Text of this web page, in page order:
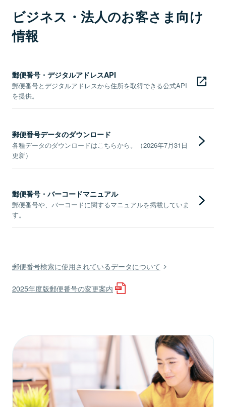
ビジネス・法人のお客さま向け
情報
郵便番号・デジタルアドレスAPI
郵便番号とデジタルアドレスから住所を取得できる公式API
を提供。
郵便番号データのダウンロード
各種データのダウンロードはこちらから。（2026年7月31日
更新）
郵便番号・バーコードマニュアル
郵便番号や、バーコードに関するマニュアルを掲載していま
す。
郵便番号検索に使用されているデータについて
2025年度版郵便番号の変更案内